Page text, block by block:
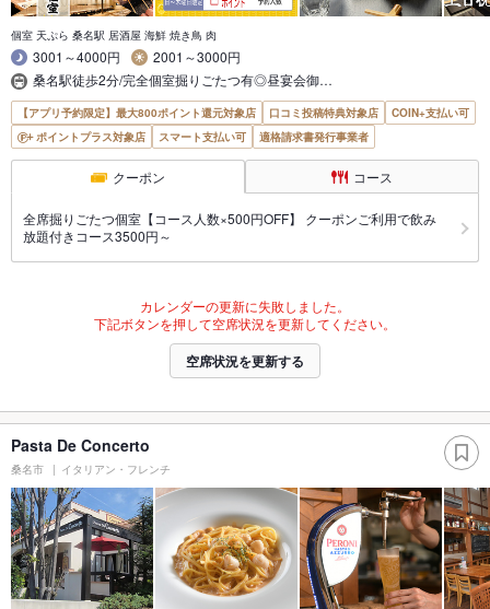
個室 天ぷら 桑名駅 居酒屋 海鮮 焼き鳥 肉
3001～4000円
2001～3000円
桑名駅徒歩2分/完全個室掘りごたつ有◎昼宴会御…
【アプリ予約限定】最大800ポイント還元対象店 口コミ投稿特典対象店
COIN+支払い可
ポイントプラス対象店
スマート支払い可 適格請求書発行事業者
クーポン コース
全席掘りごたつ個室【コース人数×500円OFF】 クーポンご利用で飲み
放題付きコース3500円～
カレンダーの更新に失敗しました。
下記ボタンを押して空席状況を更新してください。
空席状況を更新する
Pasta De Concerto
桑名市 イタリアン・フレンチ